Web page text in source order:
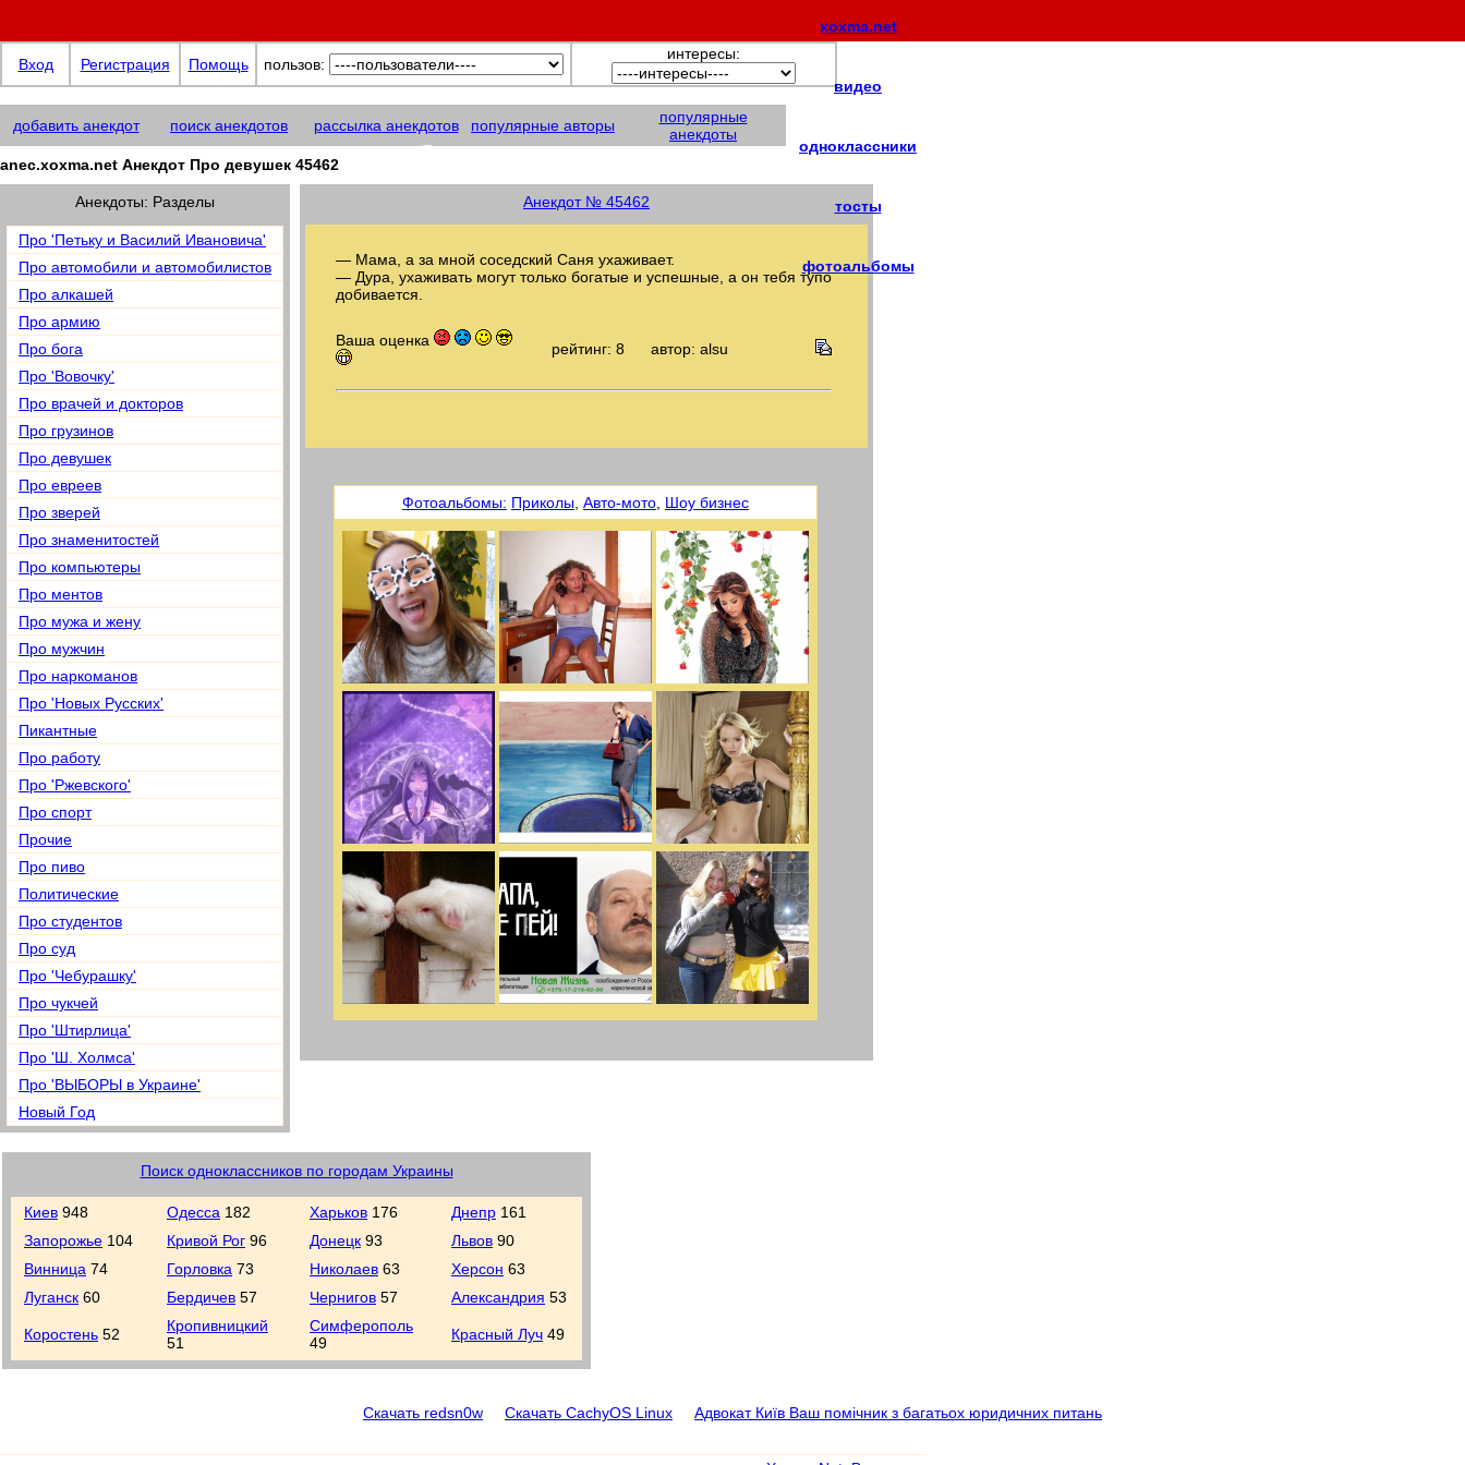
anec.xoxma@net
xoxma.net
видео
одноклассники
тосты
фотоальбомы
Вход Регистрация Помощь пользов:
интересы:
добавить анекдот поиск анекдотов рассылка анекдотов популярные авторы
популярные
анекдоты
anec.xoxma.net Анекдот Про девушек 45462
Анекдоты: Разделы
Про 'Петьку и Василий Ивановича'
Про автомобили и автомобилистов
Про алкашей
Про армию
Про бога
Про 'Вовочку'
Про врачей и докторов
Про грузинов
Про девушек
Про евреев
Про зверей
Про знаменитостей
Про компьютеры
Про ментов
Про мужа и жену
Про мужчин
Про наркоманов
Про 'Новых Русских'
Пикантные
Про работу
Про 'Ржевского'
Про спорт
Прочие
Про пиво
Политические
Про студентов
Про суд
Про 'Чебурашку'
Про чукчей
Про 'Штирлица'
Про 'Ш. Холмса'
Про 'ВЫБОРЫ в Украине'
Новый Год
Анекдот № 45462
— Мама, а за мной соседский Саня ухаживает.
— Дура, ухаживать могут только богатые и успешные, а он тебя тупо
добивается.
Ваша оценка рейтинг: 8 автор: alsu
Фотоальбомы: Приколы, Авто-мото, Шоу бизнес
Поиск одноклассников по городам Украины
Киев 948 Одесса 182 Харьков 176 Днепр 161
Запорожье 104 Кривой Рог 96 Донецк 93 Львов 90
Винница 74 Горловка 73 Николаев 63 Херсон 63
Луганск 60 Бердичев 57 Чернигов 57 Александрия 53
Коростень 52
Кропивницкий
51
Симферополь
49
Красный Луч 49
Скачать redsn0w Скачать CachyOS Linux Адвокат Київ Ваш помічник з багатьох юридичних питань